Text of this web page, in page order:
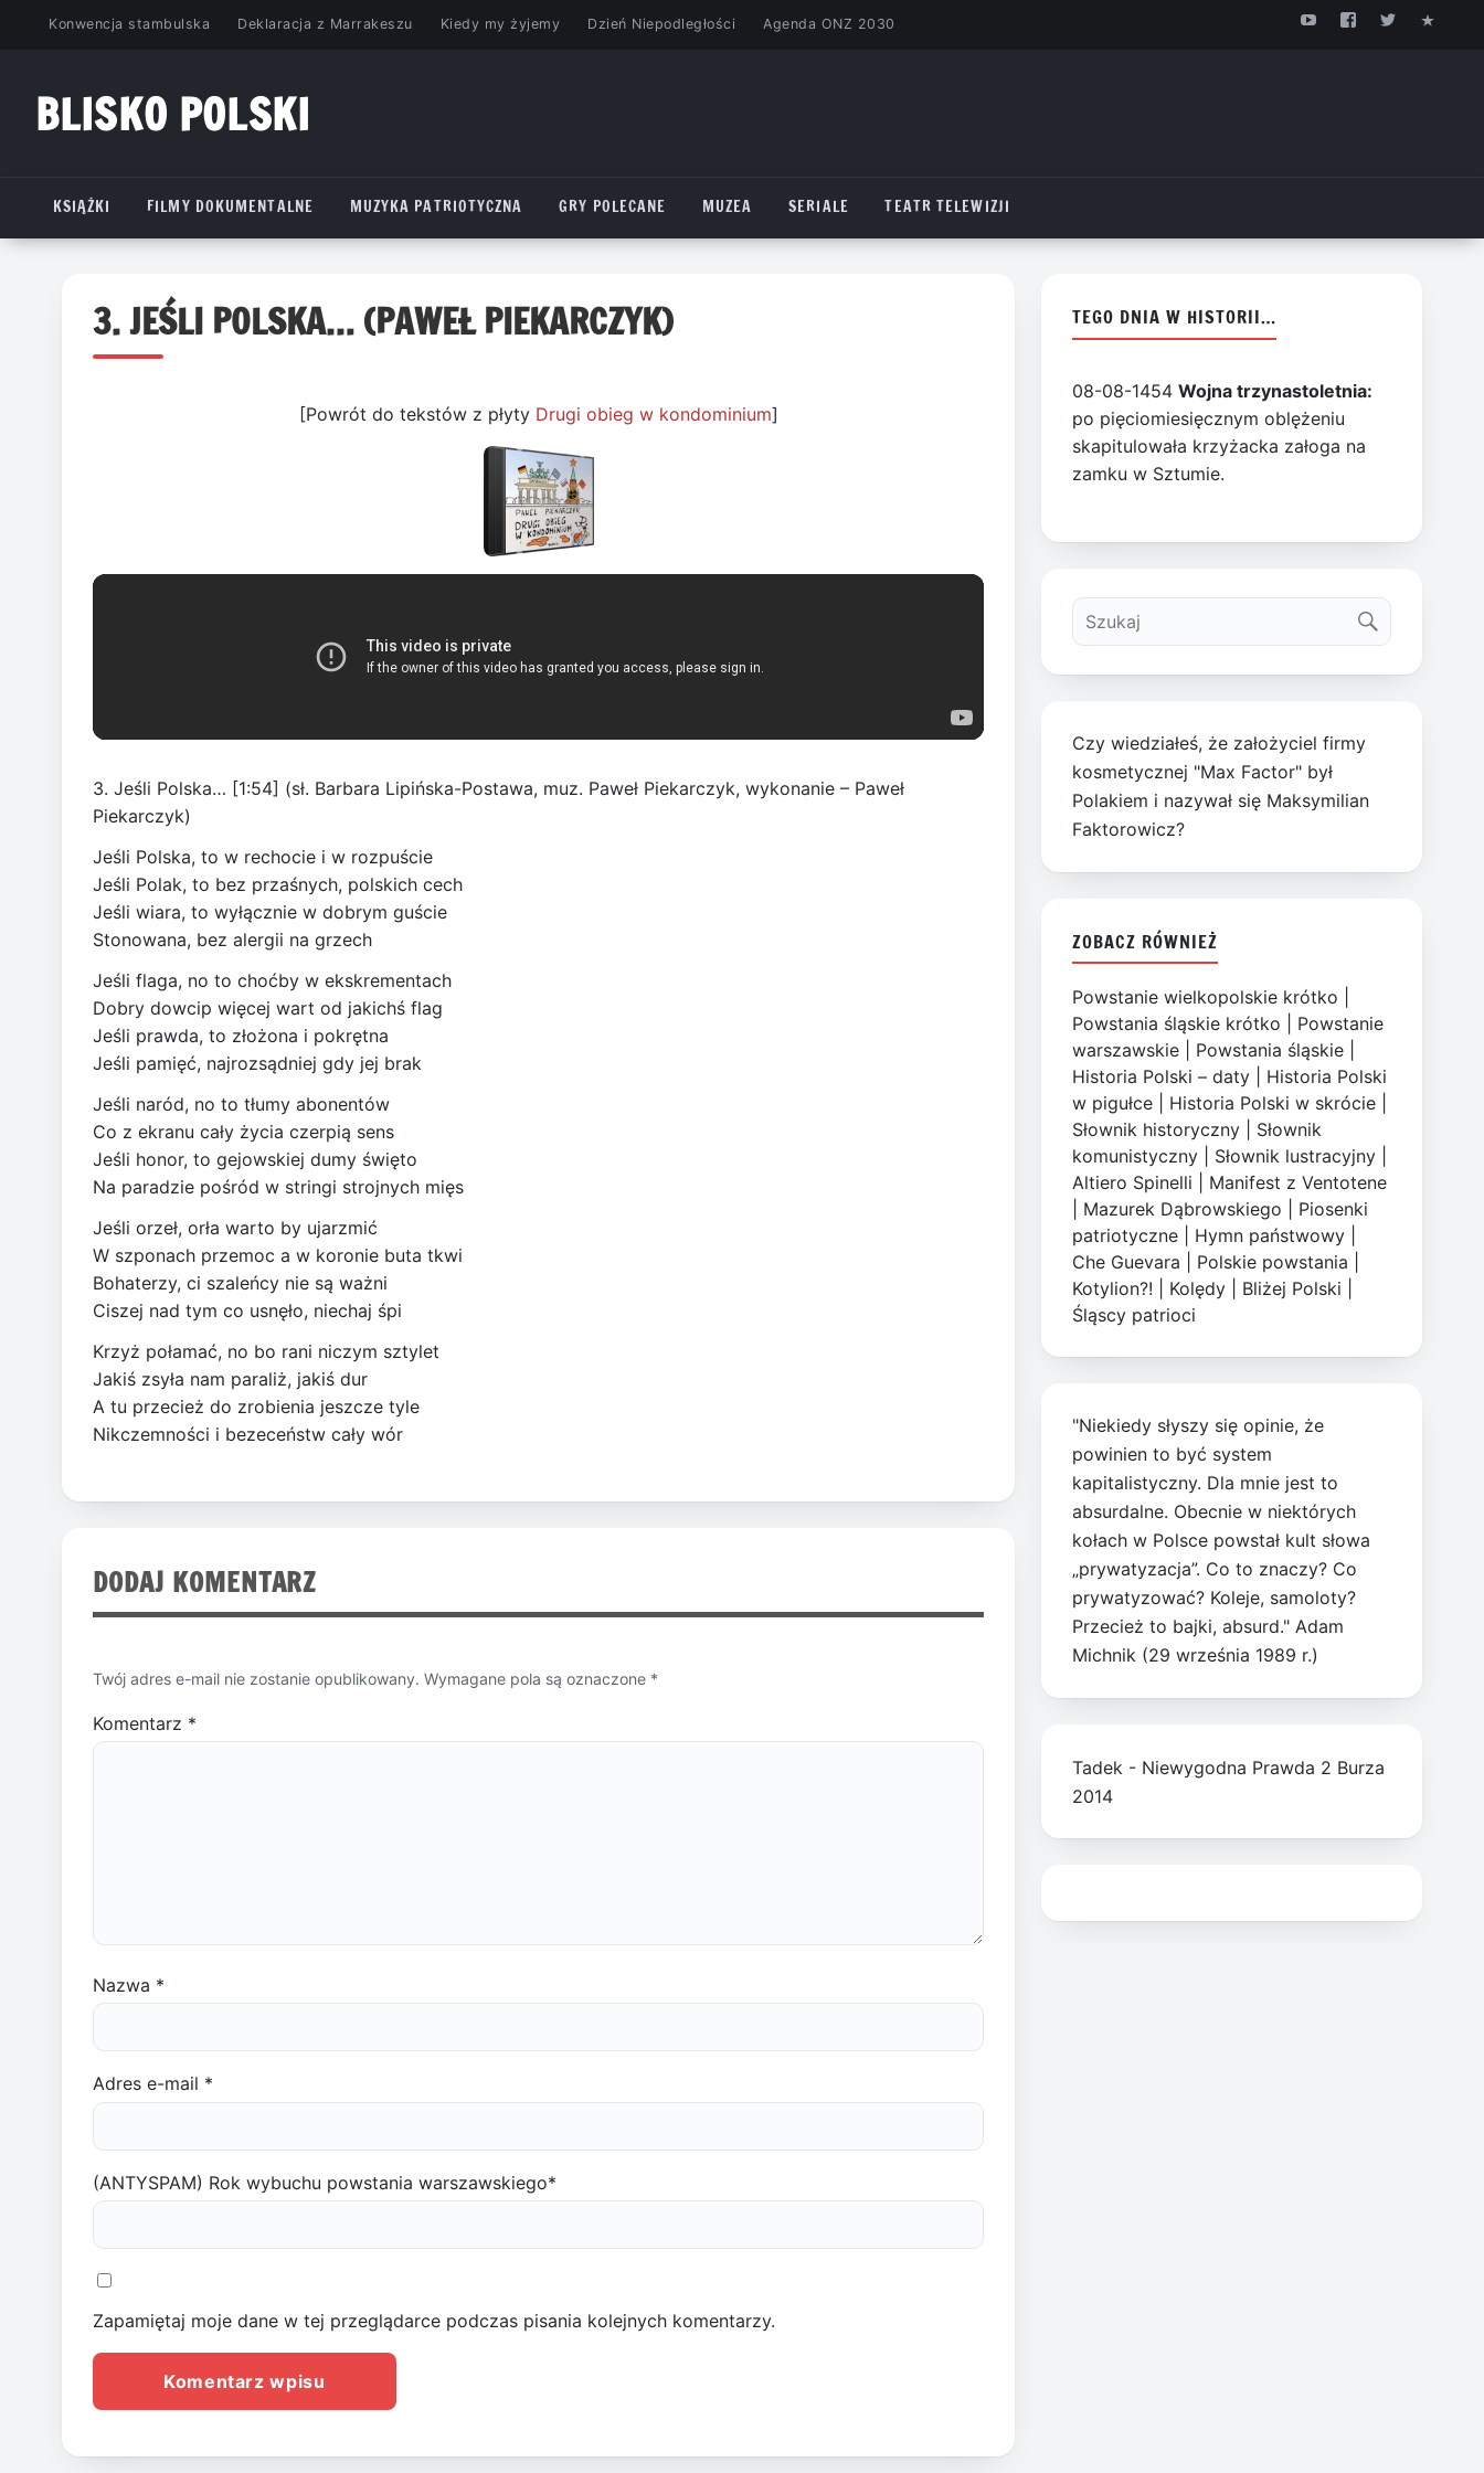
PrzejdźKonwencja stambulska Deklaracja z Marrakeszu Kiedy my żyjemy Dzień Niepodległości Agenda ONZ 2030
BLISKO POLSKI
KSIĄŻKI
FILMY DOKUMENTALNE MUZYKA PATRIOTYCZNA GRY POLECANE MUZEA SERIALE TEATR TELEWIZJI
3. JEŚLI POLSKA… (PAWEŁ PIEKARCZYK)
[Powrót do tekstów z płyty Drugi obieg w kondominium]
3. Jeśli Polska… [1:54] (sł. Barbara Lipińska-Postawa, muz. Paweł Piekarczyk, wykonanie – Paweł
Piekarczyk)
Jeśli Polska, to w rechocie i w rozpuście
Jeśli Polak, to bez przaśnych, polskich cech
Jeśli wiara, to wyłącznie w dobrym guście
Stonowana, bez alergii na grzech
Jeśli flaga, no to choćby w ekskrementach
Dobry dowcip więcej wart od jakichś flag
Jeśli prawda, to złożona i pokrętna
Jeśli pamięć, najrozsądniej gdy jej brak
Jeśli naród, no to tłumy abonentów
Co z ekranu cały życia czerpią sens
Jeśli honor, to gejowskiej dumy święto
Na paradzie pośród w stringi strojnych mięs
Jeśli orzeł, orła warto by ujarzmić
W szponach przemoc a w koronie buta tkwi
Bohaterzy, ci szaleńcy nie są ważni
Ciszej nad tym co usnęło, niechaj śpi
Krzyż połamać, no bo rani niczym sztylet
Jakiś zsyła nam paraliż, jakiś dur
A tu przecież do zrobienia jeszcze tyle
Nikczemności i bezeceństw cały wór
DODAJ KOMENTARZ
Twój adres e-mail nie zostanie opublikowany. Wymagane pola są oznaczone *
Komentarz *
Nazwa *
Adres e-mail *
(ANTYSPAM) Rok wybuchu powstania warszawskiego*
Zapamiętaj moje dane w tej przeglądarce podczas pisania kolejnych komentarzy.
TEGO DNIA W HISTORII…
08-08-1454Wojna trzynastoletnia:
po pięciomiesięcznym oblężeniu
skapitulowała krzyżacka załoga na
zamku w Sztumie.
Czy wiedziałeś, że założyciel firmy
kosmetycznej "Max Factor" był
Polakiem i nazywał się Maksymilian
Faktorowicz?
ZOBACZ RÓWNIEŻ
Powstanie wielkopolskie krótko
Powstania śląskie krótko
Powstanie
warszawskie
Powstania śląskie
Historia Polski – daty
Historia Polski
w pigułce
Historia Polski w skrócie
Słownik historyczny
Słownik
komunistyczny
Słownik lustracyjny
Altiero Spinelli
Manifest z Ventotene
Mazurek Dąbrowskiego
Piosenki
patriotyczne
Hymn państwowy
Che Guevara
Polskie powstania
Kotylion?!
Kolędy Bliżej Polski
Śląscy patrioci
"Niekiedy słyszy się opinie, że
powinien to być system
kapitalistyczny. Dla mnie jest to
absurdalne. Obecnie w niektórych
kołach w Polsce powstał kult słowa
„prywatyzacja”. Co to znaczy? Co
prywatyzować? Koleje, samoloty?
Przecież to bajki, absurd." Adam
Michnik (29 września 1989 r.)
Tadek - Niewygodna Prawda 2 Burza
2014